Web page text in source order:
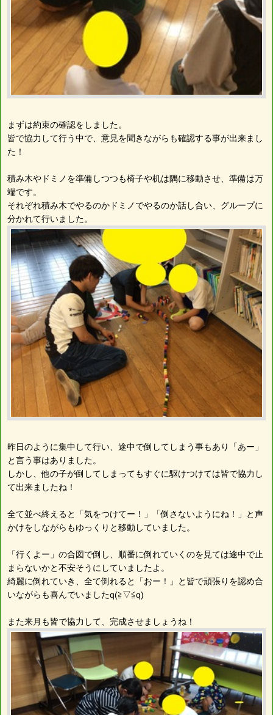
まずは約束の確認をしました。
皆で協力して行う中で、意見を聞きながらも確認する事が出来まし
た！
積み木やドミノを準備しつつも椅子や机は隅に移動させ、準備は万
端です。
それぞれ積み木でやるのかドミノでやるのか話し合い、グループに
分かれて行いました。
昨日のように集中して行い、途中で倒してしまう事もあり「あー」
と言う事はありました。
しかし、他の子が倒してしまってもすぐに駆けつけては皆で協力し
て出来ましたね！
全て並べ終えると「気をつけてー！」「倒さないようにね！」と声
かけをしながらもゆっくりと移動していました。
「行くよー」の合図で倒し、順番に倒れていくのを見ては途中で止
まらないかと不安そうにしていましたよ。
綺麗に倒れていき、全て倒れると「おー！」と皆で頑張りを認め合
いながらも喜んでいましたq(≧▽≦q)
また来月も皆で協力して、完成させましょうね！